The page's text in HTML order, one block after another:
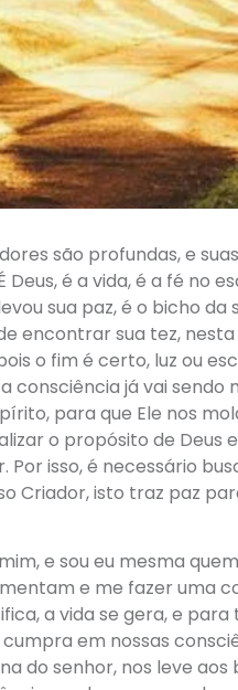
são profundas, e
é a vida, é a fé no
sua paz, é o bicho da
encontrar sua tez,
o fim é certo, luz ou
consciência já vai
para que Ele nos
o propósito de Deus
Por isso, é necessário
Criador, isto traz paz
e sou eu mesma
e me fazer uma
a vida se gera, e
em nossas
do senhor, nos leve